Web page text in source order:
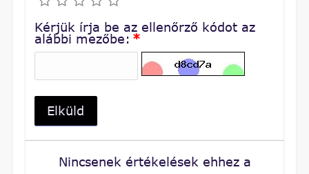
Kérjük írja be az ellenőrző kódot az
alábbi mezőbe: *
Elküld
Nincsenek értékelések ehhez a